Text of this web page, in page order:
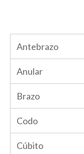
Antebrazo
Anular
Brazo
Codo
Cúbito